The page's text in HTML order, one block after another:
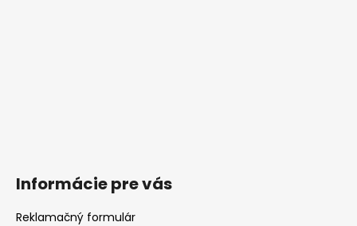
Informácie pre vás
Reklamačný formulár